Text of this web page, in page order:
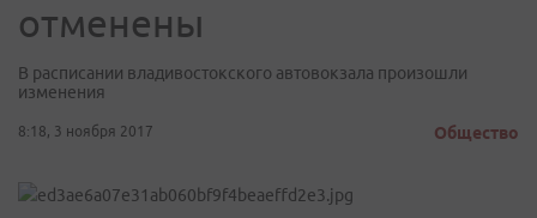
отменены
В расписании владивостокского автовокзала произошли
изменения
8:18, 3 ноября 2017 Общество